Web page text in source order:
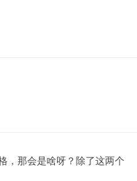
，那会是啥呀？除了这两个